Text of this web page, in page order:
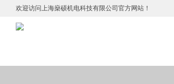
欢迎访问上海燊硕机电科技有限公司 官方网站 ！